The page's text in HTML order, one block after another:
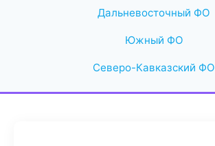
Дальневосточный ФО
Южный ФО
Северо-Кавказский ФО